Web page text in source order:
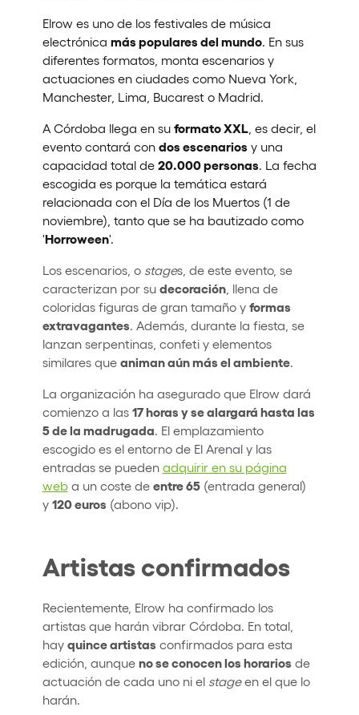
Elrow es uno de los festivales de música
electrónica más populares del mundo. En sus
diferentes formatos, monta escenarios y
actuaciones en ciudades como Nueva York,
Manchester, Lima, Bucarest o Madrid.
A Córdoba llega en su formato XXL, es decir, el
evento contará con dos escenarios y una
capacidad total de 20.000 personas. La fecha
escogida es porque la temática estará
relacionada con el Día de los Muertos (1 de
noviembre), tanto que se ha bautizado como
'Horroween'.
Los escenarios, o stages, de este evento, se
caracterizan por su decoración, llena de
coloridas figuras de gran tamaño y formas
extravagantes. Además, durante la fiesta, se
lanzan serpentinas, confeti y elementos
similares que animan aún más el ambiente.
La organización ha asegurado que Elrow dará
comienzo a las 17 horas y se alargará hasta las
5 de la madrugada. El emplazamiento
escogido es el entorno de El Arenal y las
entradas se pueden adquirir en su página
weba un coste de entre 65(entrada general)
y 120 euros (abono vip).
Artistas confirmados
Recientemente, Elrow ha confirmado los
artistas que harán vibrar Córdoba. En total,
hay quince artistas confirmados para esta
edición, aunque no se conocen los horarios de
actuación de cada uno ni el stageen el que lo
harán.